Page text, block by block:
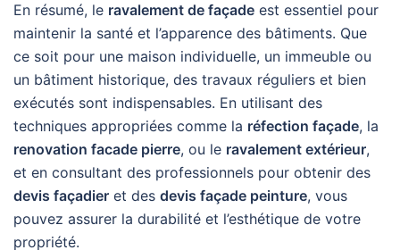
En résumé, le ravalement de façade est essentiel pour
maintenir la santé et l’apparence des bâtiments. Que
ce soit pour une maison individuelle, un immeuble ou
un bâtiment historique, des travaux réguliers et bien
exécutés sont indispensables. En utilisant des
techniques appropriées comme la réfection façade, la
renovation facade pierre, ou le ravalement extérieur,
et en consultant des professionnels pour obtenir des
devis façadier et des devis façade peinture, vous
pouvez assurer la durabilité et l’esthétique de votre
propriété.